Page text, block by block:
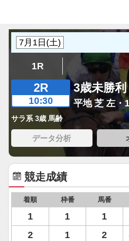
1R
2R
10:30
3歳未勝利
平地 芝 左・
サラ系 3歳 馬齢
データ分析
競走成績
着順 枠番 馬番
1 1 1
2
1 2